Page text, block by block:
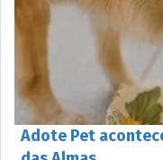
Adote Pet